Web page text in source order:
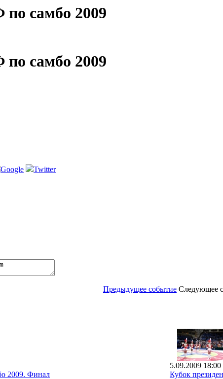
самбо 2009
самбо 2009
Google Twitter
Предыдущее событие Следующее
2009. Финал
5.09.2009 18:00
Кубок